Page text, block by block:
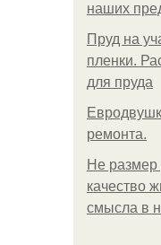
наших
Пруд на
пленки.
для пруда
ремонта.
Не размер
качество
смысла в